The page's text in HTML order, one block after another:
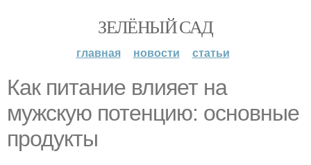
ЗЕЛЁНЫЙ САД
главная новости статьи
Как питание влияет на
мужскую потенцию: основные
продукты